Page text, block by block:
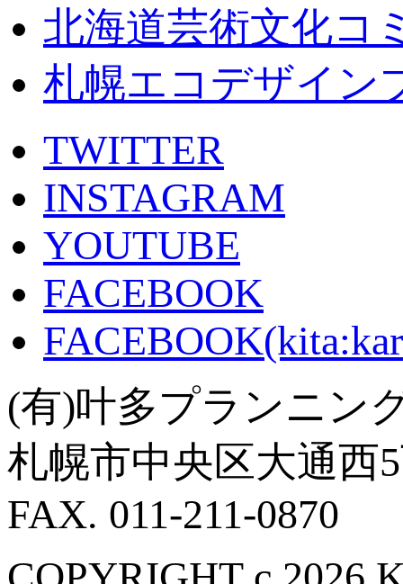
北海道芸術文化コ
札幌エコデザイン
TWITTER
INSTAGRAM
YOUTUBE
FACEBOOK
(有)叶多プランニン
札幌市中央区大通
FAX. 011-211-0870